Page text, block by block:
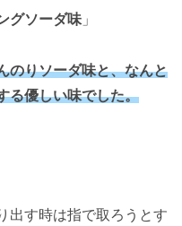
グソーダ味 」
のりソーダ味と、なんと
る優しい味でした。
出す時は指で取ろうとす